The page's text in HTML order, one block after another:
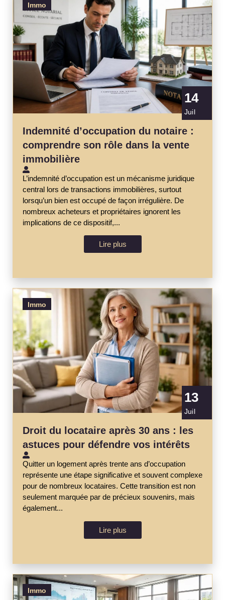
Immo
14
Juil
Indemnité d’occupation du notaire :
comprendre son rôle dans la vente
immobilière
L’indemnité d’occupation est un mécanisme juridique
central lors de transactions immobilières, surtout
lorsqu’un bien est occupé de façon irrégulière. De
nombreux acheteurs et propriétaires ignorent les
implications de ce dispositif,...
Lire plus
Immo
13
Juil
Droit du locataire après 30 ans : les
astuces pour défendre vos intérêts
Quitter un logement après trente ans d’occupation
représente une étape significative et souvent complexe
pour de nombreux locataires. Cette transition est non
seulement marquée par de précieux souvenirs, mais
également...
Lire plus
Immo